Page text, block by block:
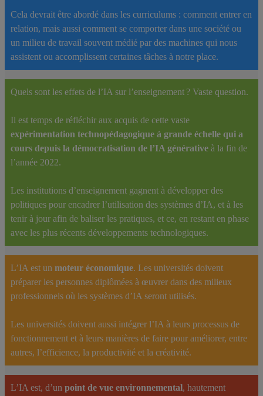
Cela devrait être abordé dans les curriculums : comment entrer en
relation, mais aussi comment se comporter dans une société ou
un milieu de travail souvent médié par des machines qui nous
assistent ou accomplissent certaines tâches à notre place.
Quels sont les effets de l’IA sur l’enseignement ? Vaste question.
Il est temps de réfléchir aux acquis de cette vaste
expérimentation technopédagogique à grande échelle qui a
cours depuis la démocratisation de l’IA générative à la fin de
l’année 2022.
Les institutions d’enseignement gagnent à développer des
politiques pour encadrer l’utilisation des systèmes d’IA, et à les
tenir à jour afin de baliser les pratiques, et ce, en restant en phase
avec les plus récents développements technologiques.
L’IA est un moteur économique. Les universités doivent
préparer les personnes diplômées à œuvrer dans des milieux
professionnels où les systèmes d’IA seront utilisés.
Les universités doivent aussi intégrer l’IA à leurs processus de
fonctionnement et à leurs manières de faire pour améliorer, entre
autres, l’efficience, la productivité et la créativité.
L’IA est, d’un point de vue environnemental, hautement